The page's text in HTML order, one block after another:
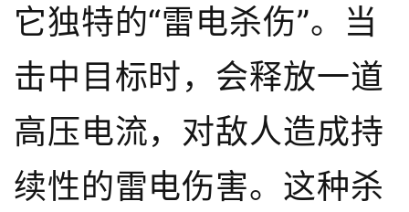
它独特的“雷电杀伤”。当
击中目标时，会释放一道
高压电流，对敌人造成持
续性的雷电伤害。这种杀